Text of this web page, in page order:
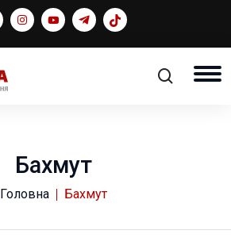
Бахмут
Головна Бахмут